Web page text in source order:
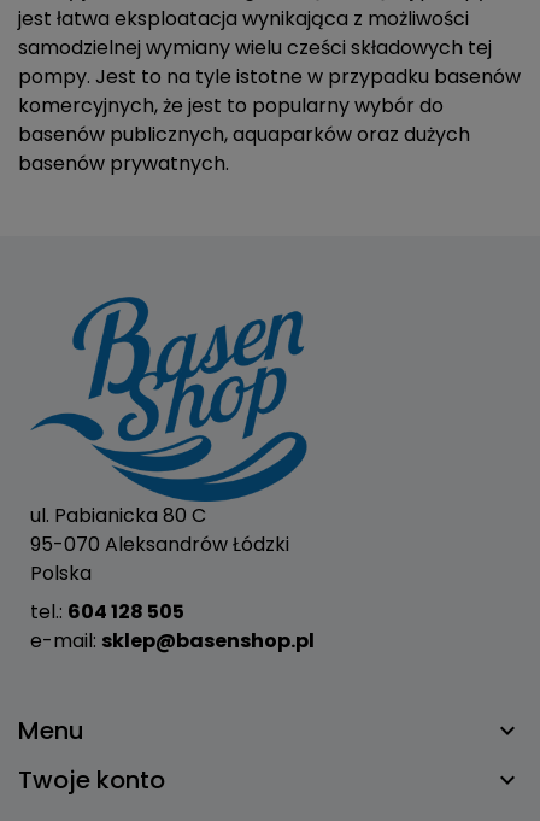
jest łatwa eksploatacja wynikająca z możliwości
samodzielnej wymiany wielu cześci składowych tej
pompy. Jest to na tyle istotne w przypadku basenów
komercyjnych, że jest to popularny wybór do
basenów publicznych, aquaparków oraz dużych
basenów prywatnych.
ul. Pabianicka 80 C
95-070 Aleksandrów Łódzki
Polska
tel.: 604 128 505
e-mail: sklep@basenshop.pl
Menu
Twoje konto